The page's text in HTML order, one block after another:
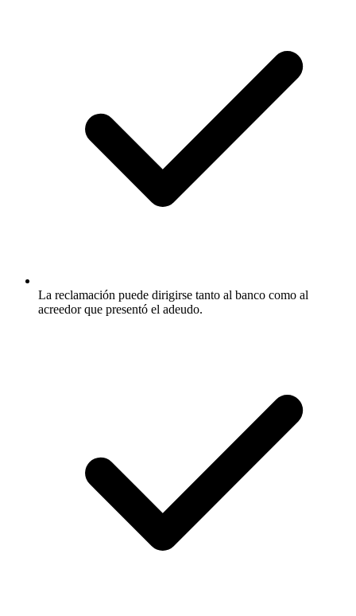
La reclamación puede dirigirse tanto al banco como al
acreedor que presentó el adeudo.